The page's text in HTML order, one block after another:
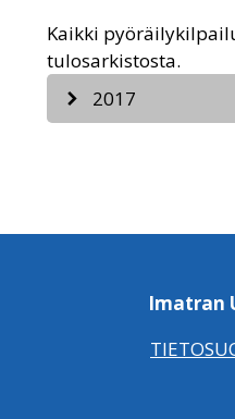
Kaikki
tulosarkistosta.
2017
Imatran